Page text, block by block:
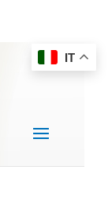
IT